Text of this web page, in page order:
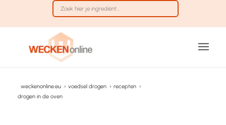
weckenonline.eu › voedsel drogen › recepten ›
drogen in de oven